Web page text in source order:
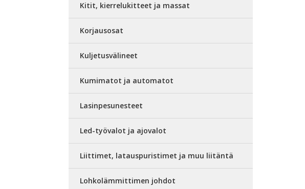
Kitit, kierrelukitteet ja massat
Korjausosat
Kuljetusvälineet
Kumimatot ja automatot
Lasinpesunesteet
Led-työvalot ja ajovalot
Liittimet, latauspuristimet ja muu liitäntä
Lohkolämmittimen johdot